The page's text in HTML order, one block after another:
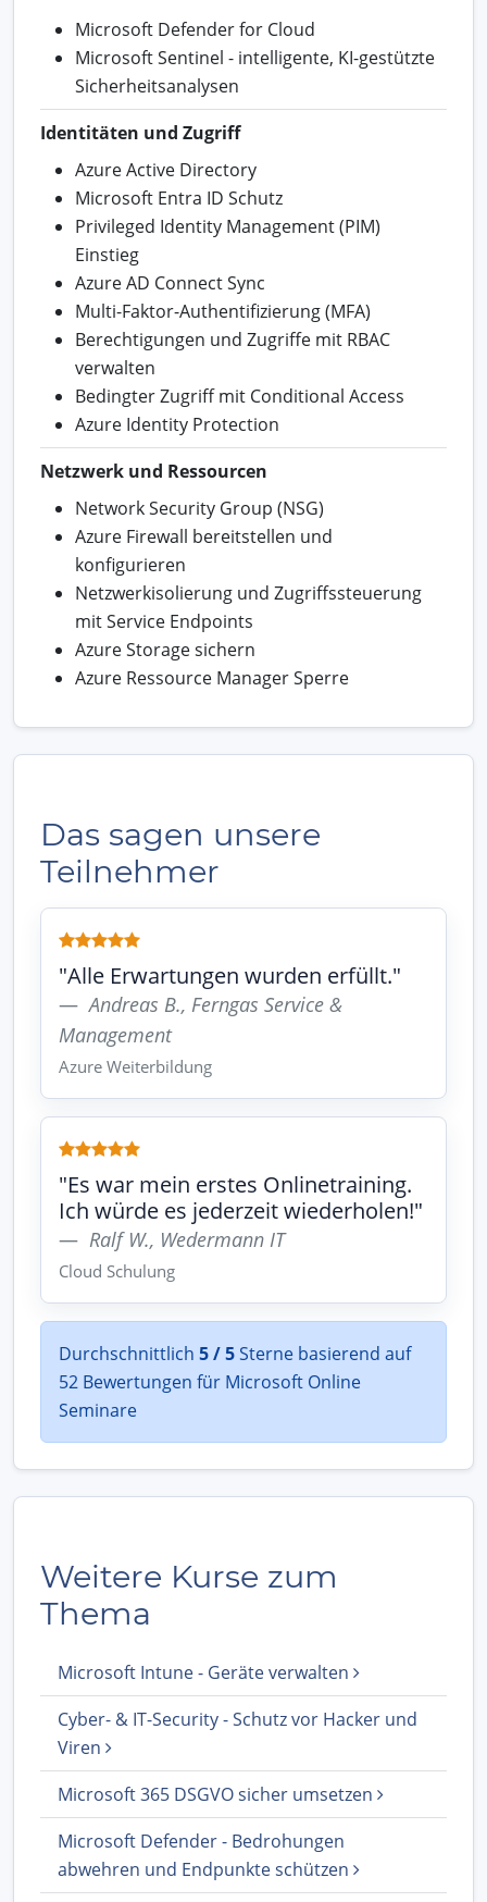
Microsoft Defender for Cloud
Microsoft Sentinel - intelligente, KI-gestützte
Sicherheitsanalysen
Identitäten und Zugriff
Azure Active Directory
Microsoft Entra ID Schutz
Privileged Identity Management (PIM)
Einstieg
Azure AD Connect Sync
Multi-Faktor-Authentifizierung (MFA)
Berechtigungen und Zugriffe mit RBAC
verwalten
Bedingter Zugriff mit Conditional Access
Azure Identity Protection
Netzwerk und Ressourcen
Network Security Group (NSG)
Azure Firewall bereitstellen und
konfigurieren
Netzwerkisolierung und Zugriffssteuerung
mit Service Endpoints
Azure Storage sichern
Azure Ressource Manager Sperre
Das sagen unsere
Teilnehmer
"Alle Erwartungen wurden erfüllt."
Andreas B., Ferngas Service &
Management
Azure Weiterbildung
"Es war mein erstes Onlinetraining.
Ich würde es jederzeit wiederholen!"
Ralf W., Wedermann IT
Cloud Schulung
Durchschnittlich 5 / 5Sterne basierend auf
52 Bewertungen für Microsoft Online
Seminare
Weitere Kurse zum
Thema
Microsoft Intune - Geräte verwalten
Cyber- & IT-Security - Schutz vor Hacker und
Viren
Microsoft 365 DSGVO sicher umsetzen
Microsoft Defender - Bedrohungen
abwehren und Endpunkte schützen